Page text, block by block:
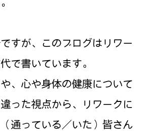
すが、このブログはリワー
で書いています。
、心や身体の健康について
った視点から、リワークに
通っている／いた）皆さん